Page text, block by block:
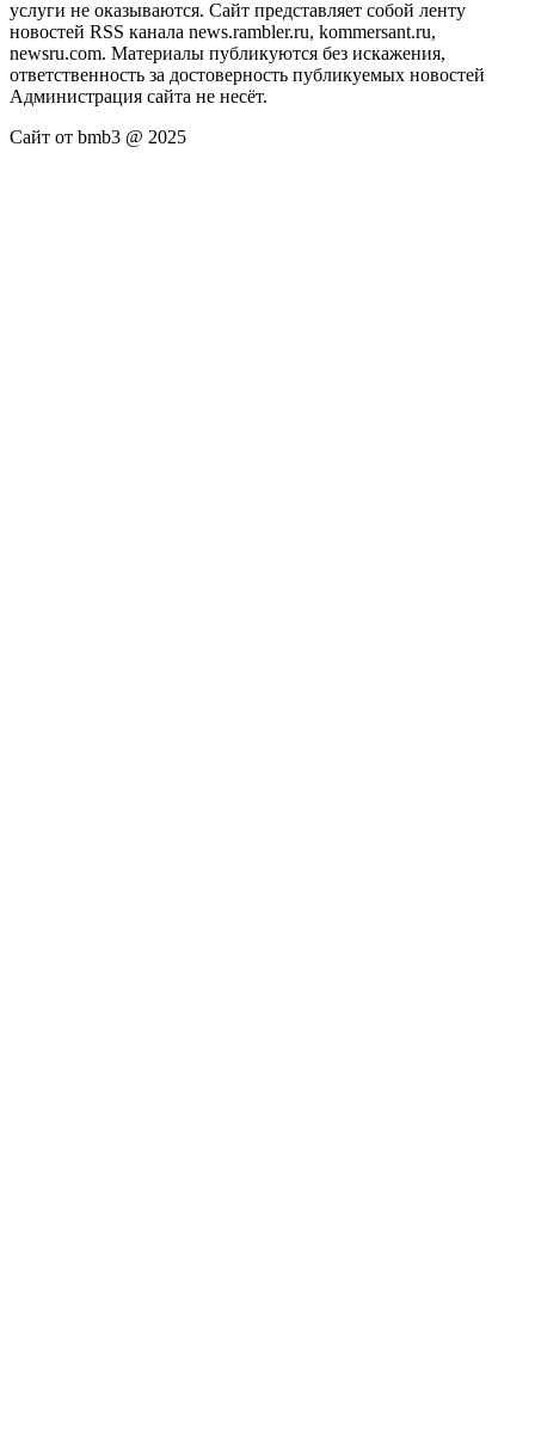
услуги не оказываются. Сайт представляет собой ленту
новостей RSS канала news.rambler.ru, kommersant.ru,
newsru.com. Материалы публикуются без искажения,
ответственность за достоверность публикуемых новостей
Администрация сайта не несёт.
Сайт от bmb3 @ 2025